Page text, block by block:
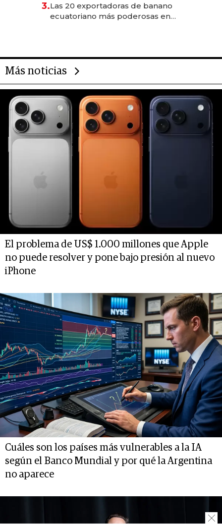
3.Las 20 exportadoras de banano
ecuatoriano más poderosas en
Más noticias
El problema de US$ 1.000 millones que Apple
no puede resolver y pone bajo presión al nuevo
iPhone
Cuáles son los países más vulnerables a la IA
según el Banco Mundial y por qué la Argentina
no aparece